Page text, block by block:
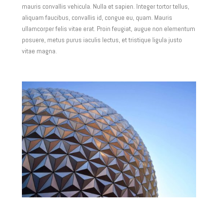
mauris convallis vehicula. Nulla et sapien. Integer tortor tellus,
aliquam faucibus, convallis id, congue eu, quam. Mauris
ullamcorper felis vitae erat. Proin feugiat, augue non elementum
posuere, metus purus iaculis lectus, et tristique ligula justo
vitae magna.